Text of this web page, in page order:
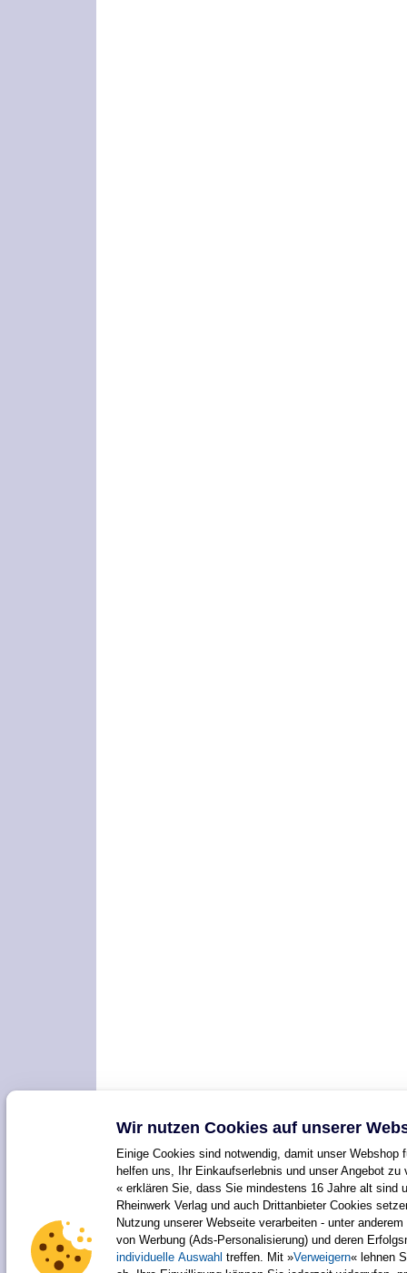
Wir nutzen Cookies auf unserer
Einige Cookies sind notwendig, damit unser Webshop
helfen uns, Ihr Einkaufserlebnis und unser Angebot
« erklären Sie, dass Sie mindestens 16 Jahre alt sind
Rheinwerk Verlag und auch Drittanbieter Cookies
Nutzung unserer Webseite verarbeiten - unter
von Werbung (Ads-Personalisierung) und deren
individuelle Auswahl treffen. Mit »Verweigern« lehnen